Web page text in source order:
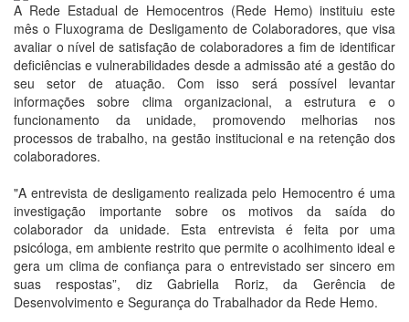
A Rede Estadual de Hemocentros (Rede Hemo) instituiu este
mês o Fluxograma de Desligamento de Colaboradores, que visa
avaliar o nível de satisfação de colaboradores a fim de identificar
deficiências e vulnerabilidades desde a admissão até a gestão do
seu setor de atuação. Com isso será possível levantar
informações sobre clima organizacional, a estrutura e o
funcionamento da unidade, promovendo melhorias nos
processos de trabalho, na gestão institucional e na retenção dos
colaboradores.
"A entrevista de desligamento realizada pelo Hemocentro é uma
investigação importante sobre os motivos da saída do
colaborador da unidade. Esta entrevista é feita por uma
psicóloga, em ambiente restrito que permite o acolhimento ideal e
gera um clima de confiança para o entrevistado ser sincero em
suas respostas”, diz Gabriella Roriz, da Gerência de
Desenvolvimento e Segurança do Trabalhador da Rede Hemo.